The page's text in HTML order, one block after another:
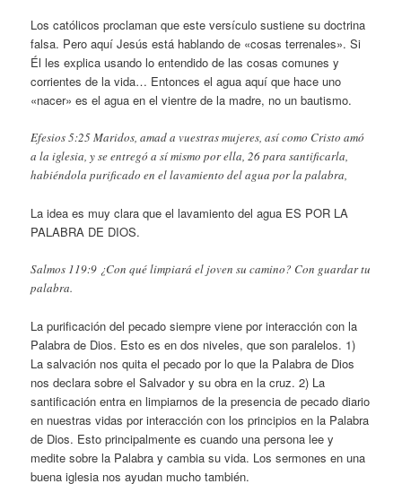
Los católicos proclaman que este versículo sustiene su doctrina
falsa. Pero aquí Jesús está hablando de «cosas terrenales». Si
Él les explica usando lo entendido de las cosas comunes y
corrientes de la vida… Entonces el agua aquí que hace uno
«nacer» es el agua en el vientre de la madre, no un bautismo.
Efesios 5:25 Maridos, amad a vuestras mujeres, así como Cristo amó
a la iglesia, y se entregó a sí mismo por ella, 26 para santificarla,
habiéndola purificado en el lavamiento del agua por la palabra,
La idea es muy clara que el lavamiento del agua ES POR LA
PALABRA DE DIOS.
Salmos 119:9 ¿Con qué limpiará el joven su camino? Con guardar tu
palabra.
La purificación del pecado siempre viene por interacción con la
Palabra de Dios. Esto es en dos niveles, que son paralelos. 1)
La salvación nos quita el pecado por lo que la Palabra de Dios
nos declara sobre el Salvador y su obra en la cruz. 2) La
santificación entra en limpiarnos de la presencia de pecado diario
en nuestras vidas por interacción con los principios en la Palabra
de Dios. Esto principalmente es cuando una persona lee y
medite sobre la Palabra y cambia su vida. Los sermones en una
buena iglesia nos ayudan mucho también.